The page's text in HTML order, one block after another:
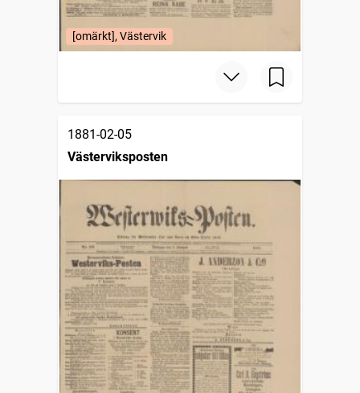
[omärkt], Västervik
1881-02-05
Västerviksposten